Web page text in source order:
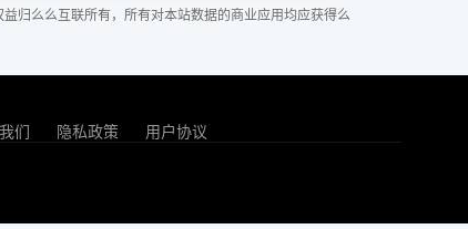
归么么互联所有，所有对本站数据的商业应用均应获得么
们 隐私政策 用户协议